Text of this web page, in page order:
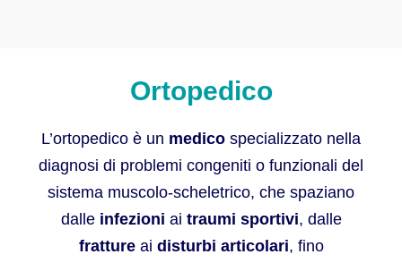
Ortopedico
L’ortopedico è un medico specializzato nella
diagnosi di problemi congeniti o funzionali del
sistema muscolo-scheletrico, che spaziano
dalle infezioni ai traumi sportivi, dalle
frattureai disturbi articolari, fino